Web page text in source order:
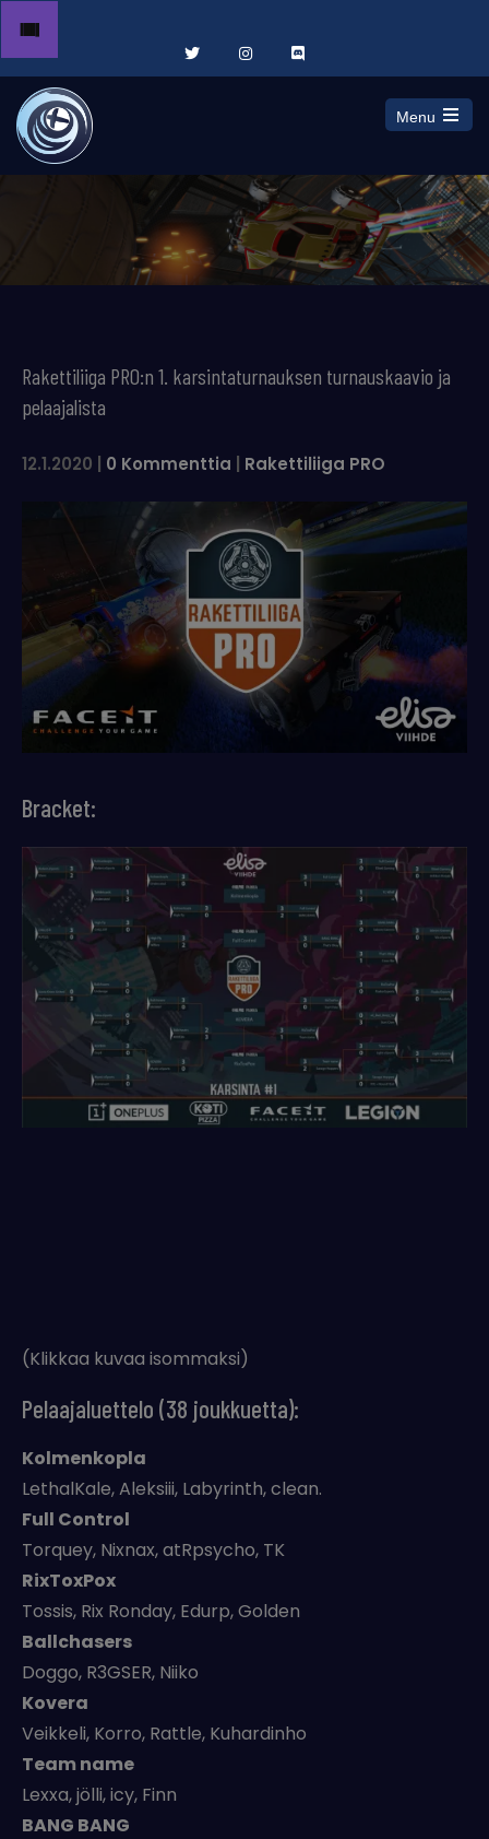
Menu
Open
menu
Rakettiliiga PRO:n 1. karsintaturnauksen turnauskaavio ja
pelaajalista
12.1.2020 0 Kommenttia Rakettiliiga PRO
Bracket:
(Klikkaa kuvaa isommaksi)
Pelaajaluettelo (38 joukkuetta):
Kolmenkopla
LethalKale, Aleksiii, Labyrinth, clean.
Full Control
Torquey, Nixnax, atRpsycho, TK
RixToxPox
Tossis, Rix Ronday, Edurp, Golden
Ballchasers
Doggo, R3GSER, Niiko
Kovera
Veikkeli, Korro, Rattle, Kuhardinho
Team name
Lexxa, jölli, icy, Finn
BANG BANG